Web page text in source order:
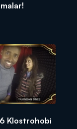
Klostrohobi